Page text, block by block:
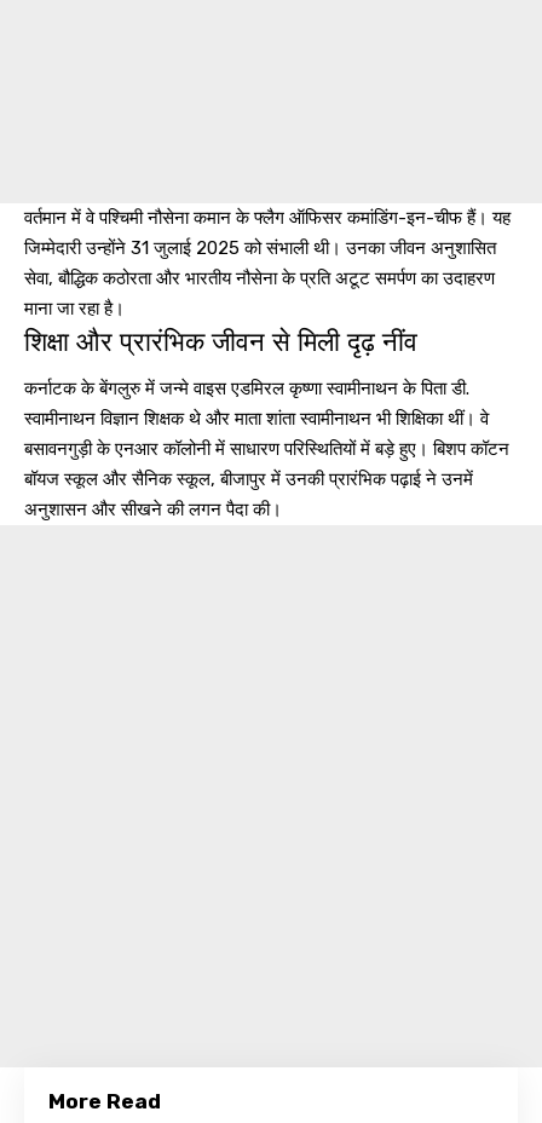
वर्तमान में वे पश्चिमी नौसेना कमान के फ्लैग ऑफिसर कमांडिंग-इन-चीफ हैं। यह
जिम्मेदारी उन्होंने 31 जुलाई 2025 को संभाली थी। उनका जीवन अनुशासित
सेवा, बौद्धिक कठोरता और भारतीय नौसेना के प्रति अटूट समर्पण का उदाहरण
माना जा रहा है।
शिक्षा और प्रारंभिक जीवन से मिली दृढ़ नींव
कर्नाटक के बेंगलुरु में जन्मे वाइस एडमिरल कृष्णा स्वामीनाथन के पिता डी.
स्वामीनाथन विज्ञान शिक्षक थे और माता शांता स्वामीनाथन भी शिक्षिका थीं। वे
बसावनगुड़ी के एनआर कॉलोनी में साधारण परिस्थितियों में बड़े हुए। बिशप कॉटन
बॉयज स्कूल और सैनिक स्कूल, बीजापुर में उनकी प्रारंभिक पढ़ाई ने उनमें
अनुशासन और सीखने की लगन पैदा की।
More Read